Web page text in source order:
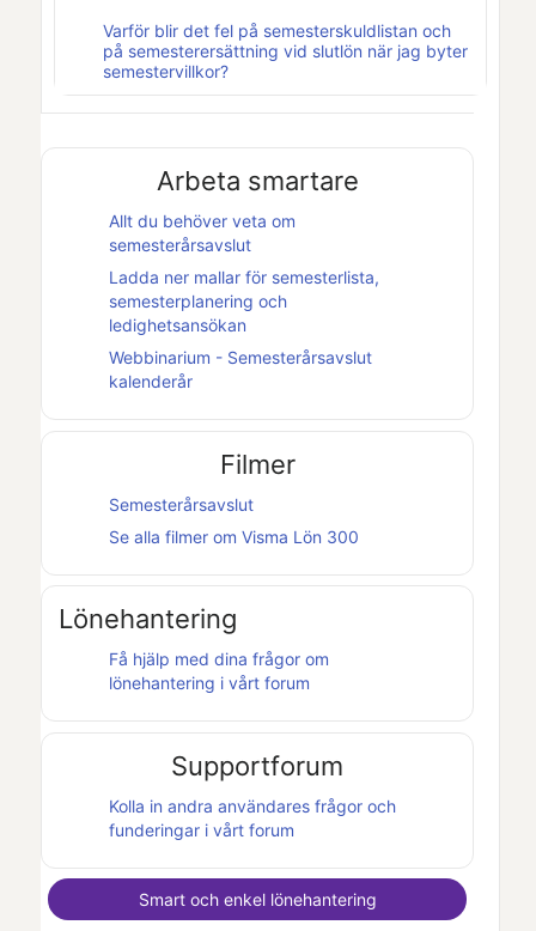
Varför blir det fel på semesterskuldlistan och
på semesterersättning vid slutlön när jag byter
semestervillkor?
Arbeta smartare
Allt du behöver veta om
semesterårsavslut
Ladda ner mallar för semesterlista,
semesterplanering och
ledighetsansökan
Webbinarium - Semesterårsavslut
kalenderår
Filmer
Semesterårsavslut
Se alla filmer om Visma Lön 300
Lönehantering
Få hjälp med dina frågor om
lönehantering i vårt forum
Supportforum
Kolla in andra användares frågor och
funderingar i vårt forum
Smart och enkel lönehantering